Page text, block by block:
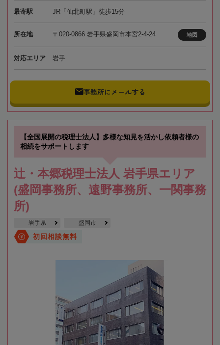
最寄駅 JR「仙北町駅」徒歩15分
所在地 〒020-0866 岩手県盛岡市本宮2-4-24 地図
対応エリア 岩手
事務所にメールする
【全国展開の税理士法人】多様な知見を活かし依頼者様の
相続をサポートします
辻・本郷税理士法人 岩手県エリア
(盛岡事務所、遠野事務所、一関事務
所)
岩手県 盛岡市
初回相談無料